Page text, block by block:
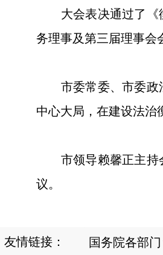
大会表决通过了《衡
务理事及第三届理事会
市委常委、市委政法
中心大局，在建设法治
市领导赖馨正主持会
议。
友情链接：